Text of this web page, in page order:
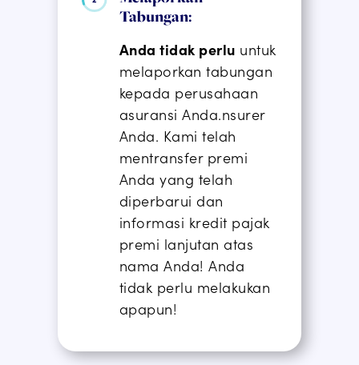
Tabungan:
Anda tidak perlu untuk
melaporkan tabungan
kepada perusahaan
asuransi Anda.nsurer
Anda. Kami telah
mentransfer premi
Anda yang telah
diperbarui dan
informasi kredit pajak
premi lanjutan atas
nama Anda! Anda
tidak perlu melakukan
apapun!